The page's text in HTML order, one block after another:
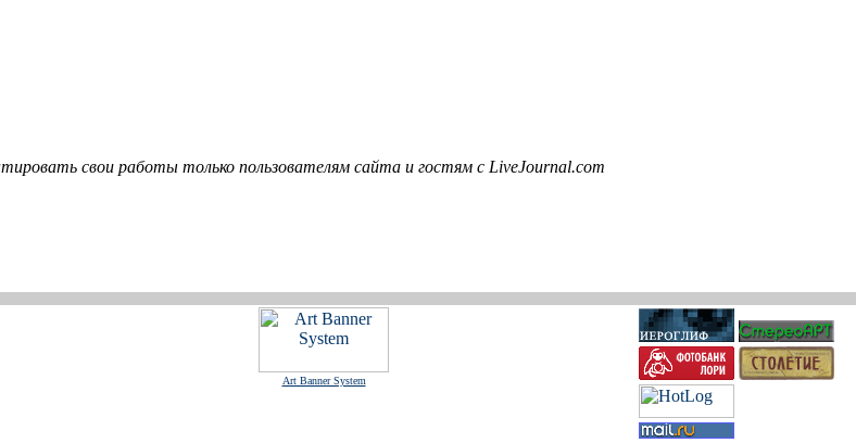
свои работы только пользователям сайта и гостям с LiveJournal.com
Art Banner System